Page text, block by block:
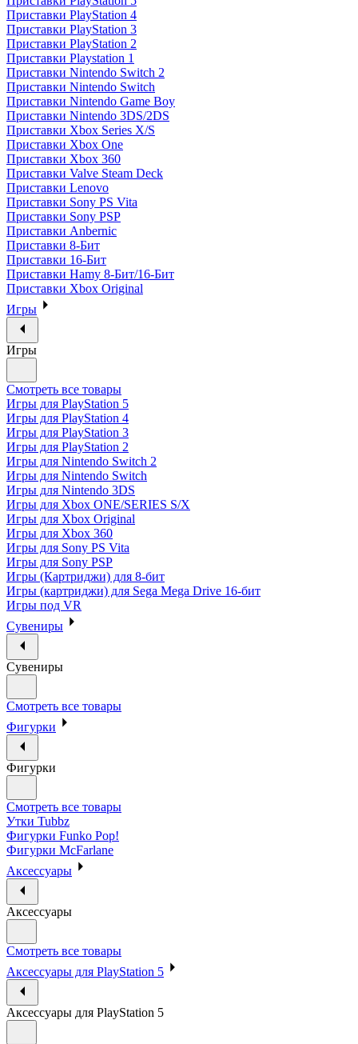
Приставки PlayStation 4
Приставки PlayStation 3
Приставки PlayStation 2
Приставки Playstation 1
Приставки Nintendo Switch 2
Приставки Nintendo Switch
Приставки Nintendo Game Boy
Приставки Nintendo 3DS/2DS
Приставки Xbox Series X/S
Приставки Xbox One
Приставки Xbox 360
Приставки Valve Steam Deck
Приставки Lenovo
Приставки Sony PS Vita
Приставки Sony PSP
Приставки Anbernic
Приставки 8-Бит
Приставки 16-Бит
Приставки Hamy 8-Бит/16-Бит
Приставки Xbox Original
Игры
Игры
Смотреть все товары
Игры для PlayStation 5
Игры для PlayStation 4
Игры для PlayStation 3
Игры для PlayStation 2
Игры для Nintendo Switch 2
Игры для Nintendo Switch
Игры для Nintendo 3DS
Игры для Xbox ONE/SERIES S/X
Игры для Xbox Original
Игры для Xbox 360
Игры для Sony PS Vita
Игры для Sony PSP
Игры (Картриджи) для 8-бит
Игры (картриджи) для Sega Mega Drive 16-бит
Игры под VR
Сувениры
Сувениры
Смотреть все товары
Фигурки
Фигурки
Смотреть все товары
Утки Tubbz
Фигурки Funko Pop!
Фигурки McFarlane
Аксессуары
Аксессуары
Смотреть все товары
Аксессуары для PlayStation 5
Аксессуары для PlayStation 5